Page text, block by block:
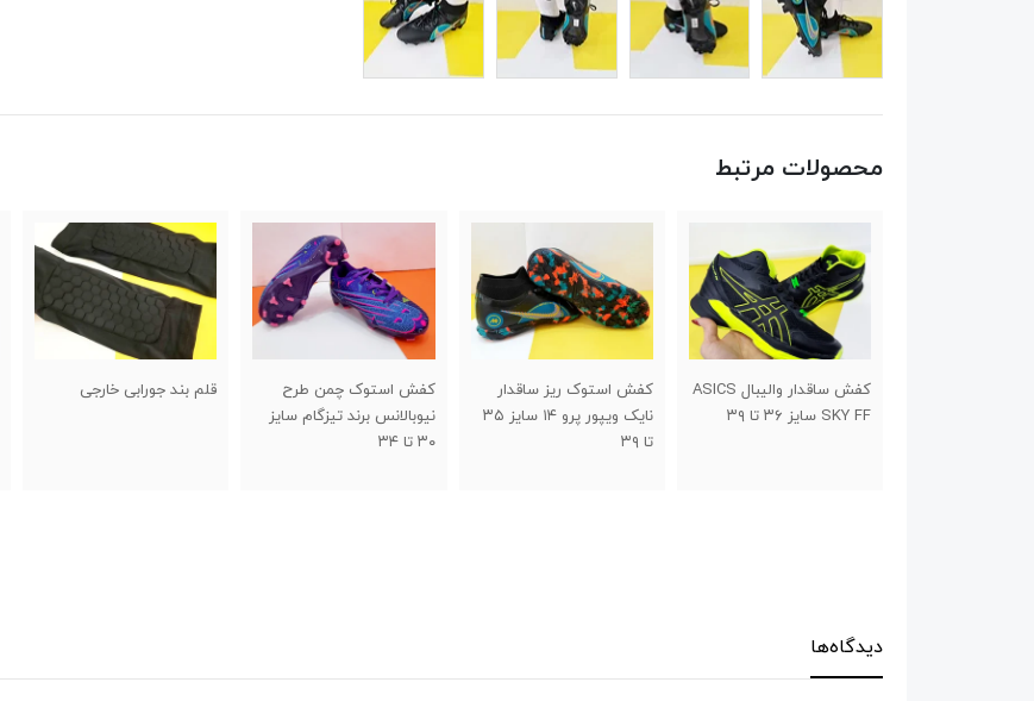
محصولات مرتبط
کفش استوک ریز ساقدار
کفش استوک چمن طرح
نیوبالانس برند تیزگام سایز
۳۰ تا ۳۴
قلم بند جورابی خارجی
کیف مخصوص حمل کفش
دیدگاه‌ها